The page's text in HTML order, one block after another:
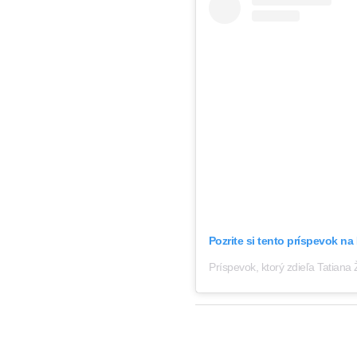
Pozrite si tento príspevok na
Príspevok, ktorý zdieľa Tatiana